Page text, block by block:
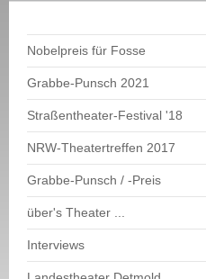
Nobelpreis für Fosse
Grabbe-Punsch 2021
Straßentheater-Festival '18
NRW-Theatertreffen 2017
Grabbe-Punsch / -Preis
über's Theater ...
Interviews